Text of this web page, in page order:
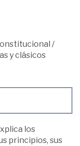
/
y clásicos
los
principios, sus